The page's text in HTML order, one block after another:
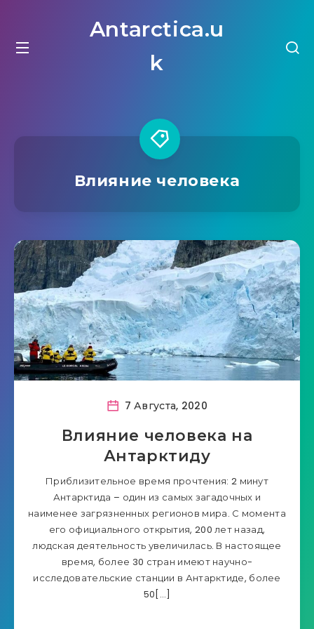
Antarctica.u
k
Влияние человека
7 Августа, 2020
Влияние человека на
Антарктиду
Приблизительное время прочтения: 2 минут
Антарктида – один из самых загадочных и
наименее загрязненных регионов мира. С момента
его официального открытия, 200 лет назад,
людская деятельность увеличилась. В настоящее
время, более 30 стран имеют научно-
исследовательские станции в Антарктиде, более
50[…]